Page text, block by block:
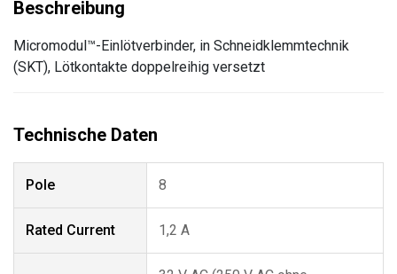
Micromodul™-Einlötverbinder, in Schneidklemmtechnik
(SKT), Lötkontakte doppelreihig versetzt
Pole 8
Rated Current 1,2 A